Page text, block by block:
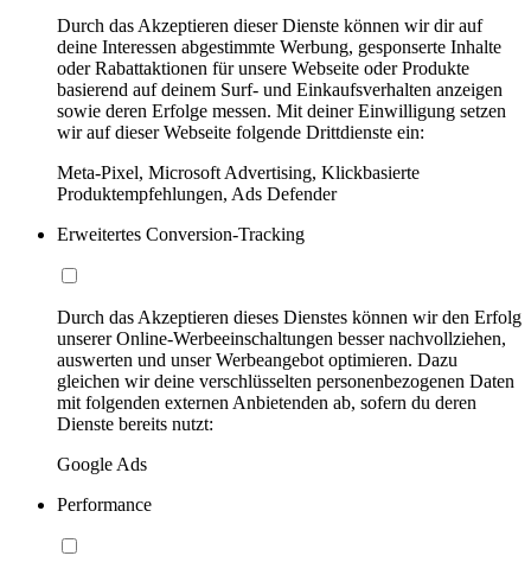
Durch das Akzeptieren dieser Dienste können wir dir auf
deine Interessen abgestimmte Werbung, gesponserte Inhalte
oder Rabattaktionen für unsere Webseite oder Produkte
basierend auf deinem Surf- und Einkaufsverhalten anzeigen
sowie deren Erfolge messen. Mit deiner Einwilligung setzen
wir auf dieser Webseite folgende Drittdienste ein:
Meta-Pixel, Microsoft Advertising, Klickbasierte
Produktempfehlungen, Ads Defender
Erweitertes Conversion-Tracking
Durch das Akzeptieren dieses Dienstes können wir den Erfolg
unserer Online-Werbeeinschaltungen besser nachvollziehen,
auswerten und unser Werbeangebot optimieren. Dazu
gleichen wir deine verschlüsselten personenbezogenen Daten
mit folgenden externen Anbietenden ab, sofern du deren
Dienste bereits nutzt:
Google Ads
Performance